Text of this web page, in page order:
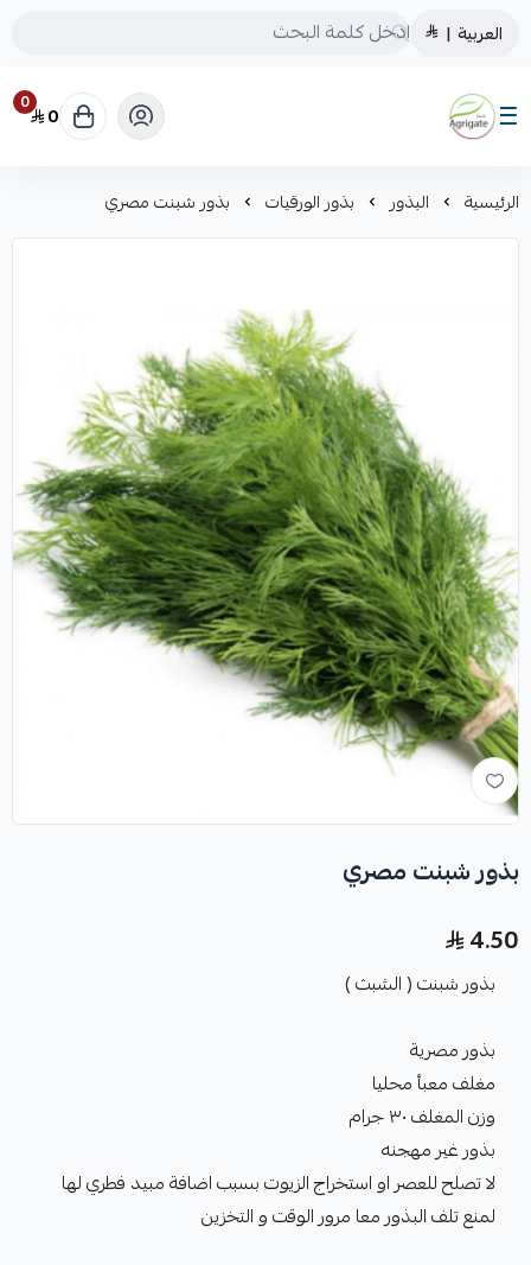
العربية |
Saudiagrigate
0 0
الرئيسية البذور بذور الورقيات بذور شبنت مصري
بذور شبنت مصري
4.50
بذور شبنت ( الشبث )
بذور مصرية
مغلف معبأ محليا
وزن المغلف ٣٠ جرام
بذور غير مهجنه
لا تصلح للعصر او استخراج الزيوت بسبب اضافة مبيد فطري لها
لمنع تلف البذور معا مرور الوقت و التخزين